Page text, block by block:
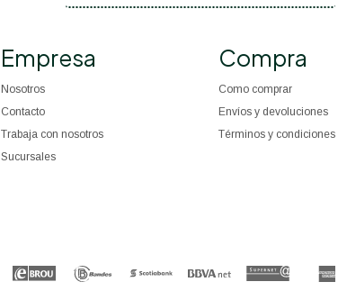
Empresa
Nosotros
Contacto
Trabaja con nosotros
Sucursales
Compra
Como comprar
Envíos y devoluciones
Términos y condiciones